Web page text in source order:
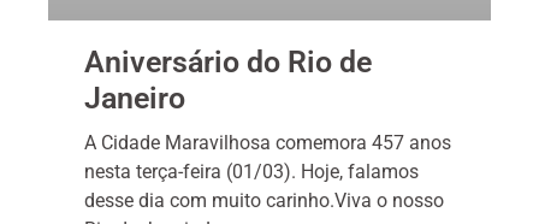
Aniversário do Rio de
Janeiro
A Cidade Maravilhosa comemora 457 anos
nesta terça-feira (01/03). Hoje, falamos
desse dia com muito carinho.Viva o nosso